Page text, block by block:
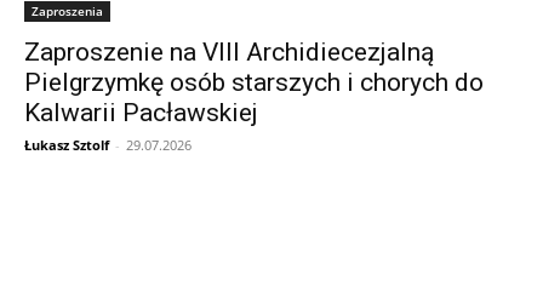
Zaproszenia
Zaproszenie na VIII Archidiecezjalną
Pielgrzymkę osób starszych i chorych do
Kalwarii Pacławskiej
Łukasz Sztolf - 29.07.2026